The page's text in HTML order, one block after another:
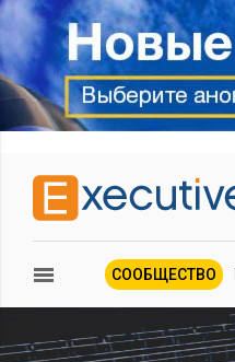
СООБЩЕСТВО